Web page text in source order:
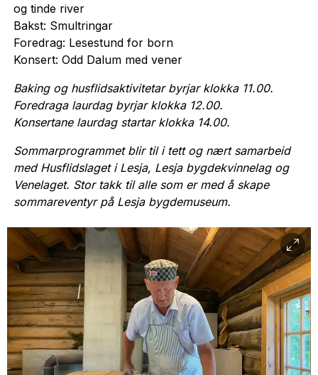
og tinde river
Bakst: Smultringar
Foredrag: Lesestund for born
Konsert: Odd Dalum med vener
Baking og husflidsaktivitetar byrjar klokka 11.00.
Foredraga laurdag byrjar klokka 12.00.
Konsertane laurdag startar klokka 14.00.
Sommarprogrammet blir til i tett og nært samarbeid
med Husflidslaget i Lesja, Lesja bygdekvinnelag og
Venelaget. Stor takk til alle som er med å skape
sommareventyr på Lesja bygdemuseum.